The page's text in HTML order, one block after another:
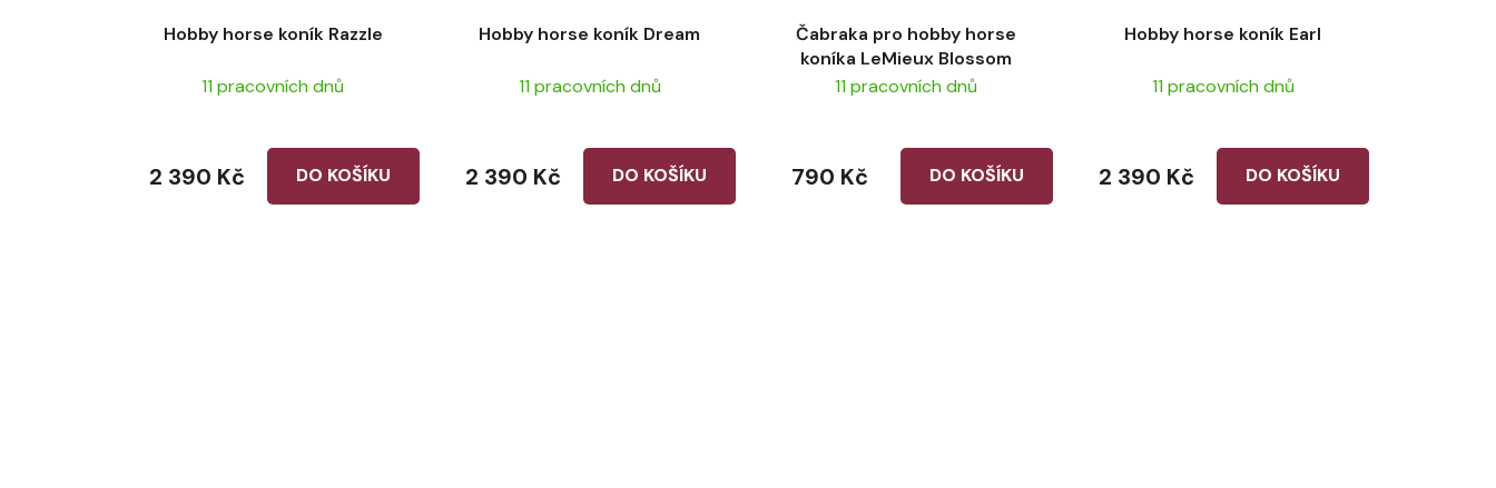
Hobby horse koník Razzle
11 pracovních dnů
DO KOŠÍKU
2 390 Kč
Hobby horse koník Dream
11 pracovních dnů
DO KOŠÍKU
2 390 Kč
Čabraka pro hobby horse
koníka LeMieux Blossom
11 pracovních dnů
DO KOŠÍKU
790 Kč
Hobby horse koník Earl
11 pracovních dnů
DO KOŠÍKU
2 390 Kč